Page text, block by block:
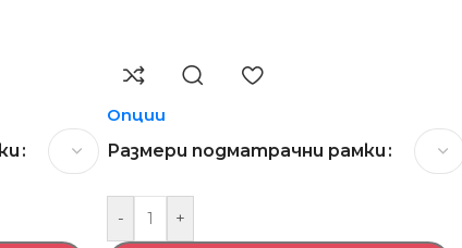
Опции
Размери подматрачни рамки
- +